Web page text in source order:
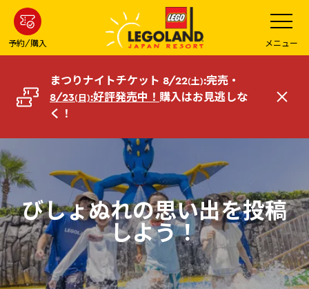
ン
コ
へ
予約/購入
メ
ニ
ュ
ー
を
開
メニュー
まつりナイトチケット 8/22(土):完売・
8/23(日):好評発売中！ 購入はお見逃しな
く！
閉
びしょぬれの思い出を投稿
しよう！